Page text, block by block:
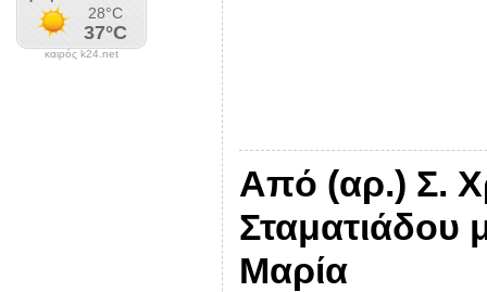
καιρός k24.net
Από (αρ.) Σ.
Σταματιάδου
Μαρία